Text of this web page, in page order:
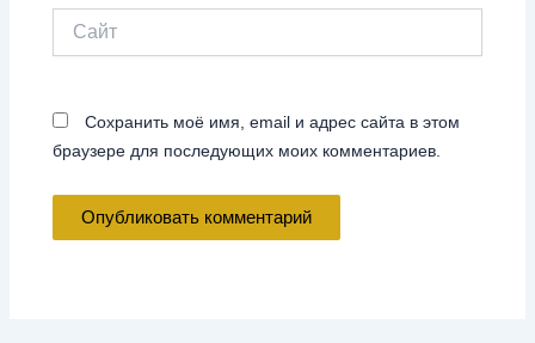
Сайт
Сохранить моё имя, email и адрес сайта в этом
браузере для последующих моих комментариев.